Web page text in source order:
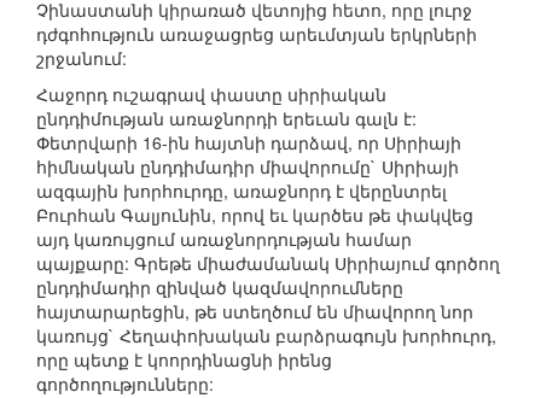
Չինաստանի կիրառած վետոյից հետո, որը լուրջ
դժգոհություն առաջացրեց արեւմտյան երկրների
շրջանում:
Հաջորդ ուշագրավ փաստը սիրիական
ընդդիմության առաջնորդի երեւան գալն է:
Փետրվարի 16-ին հայտնի դարձավ, որ Սիրիայի
հիմնական ընդդիմադիր միավորումը` Սիրիայի
ազգային խորհուրդը, առաջնորդ է վերընտրել
Բուրհան Գալյունին, որով եւ կարծես թե փակվեց
այդ կառույցում առաջնորդության համար
պայքարը: Գրեթե միաժամանակ Սիրիայում գործող
ընդդիմադիր զինված կազմավորումները
հայտարարեցին, թե ստեղծում են միավորող նոր
կառույց` Հեղափոխական բարձրագույն խորհուրդ,
որը պետք է կոորդինացնի իրենց
գործողությունները: